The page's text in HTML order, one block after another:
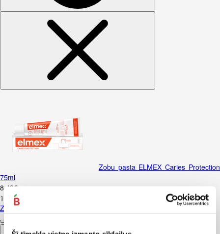
Zobu pasta ELMEX Caries Protection
75ml
8 49€
113,2€/l
Zobu pasta ELMEX Caries Protection 75ml
Pievienot